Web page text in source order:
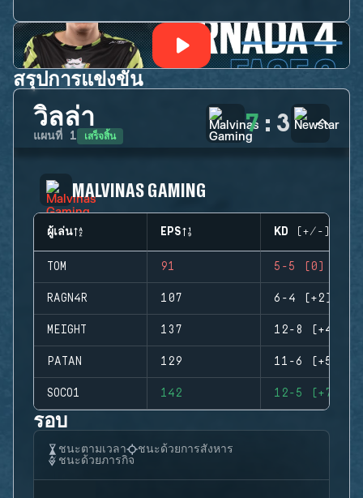
สรุปการแข่งขัน
วิลล่า
แผนที่ 1 เสร็จสิ้น 7 : 3
MALVINAS GAMING
ผู้เล่น EPS KD (+/-)
TOM 91 5-5 (0)
RAGN4R 107 6-4 (+2)
MEIGHT 137 12-8 (+4)
PATAN 129 11-6 (+5)
SOCO1 142 12-5 (+7)
รอบ
ชนะตามเวลา
ชนะด้วยการสังหาร
ชนะด้วยภารกิจ